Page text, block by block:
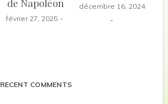
de Napoléon
février 27, 2025
décembre 16, 2024
RECENT COMMENTS